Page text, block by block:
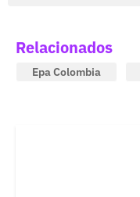
Relacionados
Epa Colombia